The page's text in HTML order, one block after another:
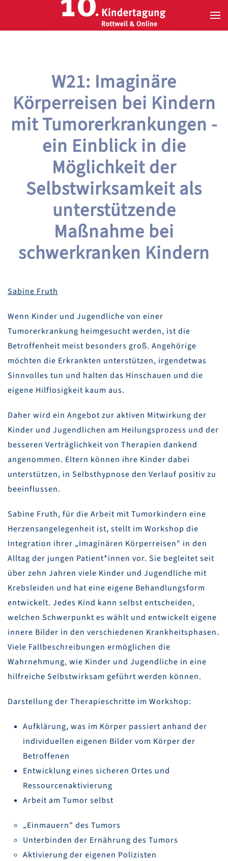
Zum Hauptinhalt springen
W21: Imaginäre
Körperreisen bei Kindern
mit Tumorerkrankungen -
ein Einblick in die
Möglichkeit der
Selbstwirksamkeit als
unterstützende
Maßnahme bei
schwerkranken Kindern
Sabine Fruth
Wenn Kinder und Jugendliche von einer
Tumorerkrankung heimgesucht werden, ist die
Betroffenheit meist besonders groß. Angehörige
möchten die Erkrankten unterstützen, irgendetwas
Sinnvolles tun und halten das Hinschauen und die
eigene Hilflosigkeit kaum aus.
Daher wird ein Angebot zur aktiven Mitwirkung der
Kinder und Jugendlichen am Heilungsprozess und der
besseren Verträglichkeit von Therapien dankend
angenommen. Eltern können ihre Kinder dabei
unterstützen, in Selbsthypnose den Verlauf positiv zu
beeinflussen.
Sabine Fruth, für die Arbeit mit Tumorkindern eine
Herzensangelegenheit ist, stellt im Workshop die
Integration ihrer „Imaginären Körperreisen" in den
Alltag der jungen Patient*innen vor. Sie begleitet seit
über zehn Jahren viele Kinder und Jugendliche mit
Krebsleiden und hat eine eigene Behandlungsform
entwickelt. Jedes Kind kann selbst entscheiden,
welchen Schwerpunkt es wählt und entwickelt eigene
innere Bilder in den verschiedenen Krankheitsphasen.
Viele Fallbeschreibungen ermöglichen die
Wahrnehmung, wie Kinder und Jugendliche in eine
hilfreiche Selbstwirksam geführt werden können.
Darstellung der Therapieschritte im Workshop:
Aufklärung, was im Körper passiert anhand der
individuellen eigenen Bilder vom Körper der
Betroffenen
Entwicklung eines sicheren Ortes und
Ressourcenaktivierung
Arbeit am Tumor selbst
„Einmauern" des Tumors
Unterbinden der Ernährung des Tumors
Aktivierung der eigenen Polizisten